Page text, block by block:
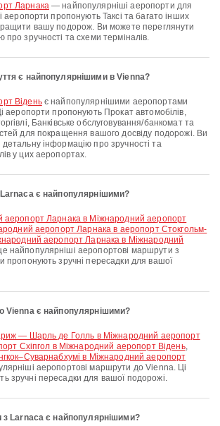
Ларнака— найпопулярніші аеропорти для
аеропорти пропонують Таксі та багато інших
вашу подорож. Ви можете переглянути
зручності та схеми терміналів.
є найпопулярнішими в Vienna?
Віденьє найпопулярнішими аеропортами
аеропорти пропонують Прокат автомобілів,
Банківське обслуговування/банкомат та
для покращення вашого досвіду подорожі. Ви
інформацію про зручності та
у цих аеропортах.
є найпопулярнішими?
аеропорт Ларнака в аеропорт Стокгольм-
аеропорт Ларнака в Міжнародний
найпопулярніші аеропортові маршрути з
пропонують зручні пересадки для вашої
Vienna є найпопулярнішими?
Схіпгол в Міжнародний аеропорт Відень,
в Міжнародний аеропорт
аеропортові маршрути до Vienna. Ці
зручні пересадки для вашої подорожі.
з Larnaca є найпопулярнішими?